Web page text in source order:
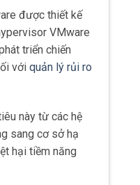
được thiết kế
VMware
triển chiến
với quản lý rủi ro
này từ các hệ
sang cơ sở hạ
hại tiềm năng